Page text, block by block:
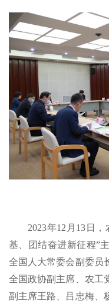
2023年12月13日
基、团结奋进新征程”
全国人大常委会副委员
全国政协副主席、农工
副主席王路、吕忠梅、